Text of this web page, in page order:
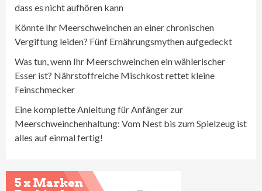
dass es nicht aufhören kann
Könnte Ihr Meerschweinchen an einer chronischen
Vergiftung leiden? Fünf Ernährungsmythen aufgedeckt
Was tun, wenn Ihr Meerschweinchen ein wählerischer
Esser ist? Nährstoffreiche Mischkost rettet kleine
Feinschmecker
Eine komplette Anleitung für Anfänger zur
Meerschweinchenhaltung: Vom Nest bis zum Spielzeug ist
alles auf einmal fertig!